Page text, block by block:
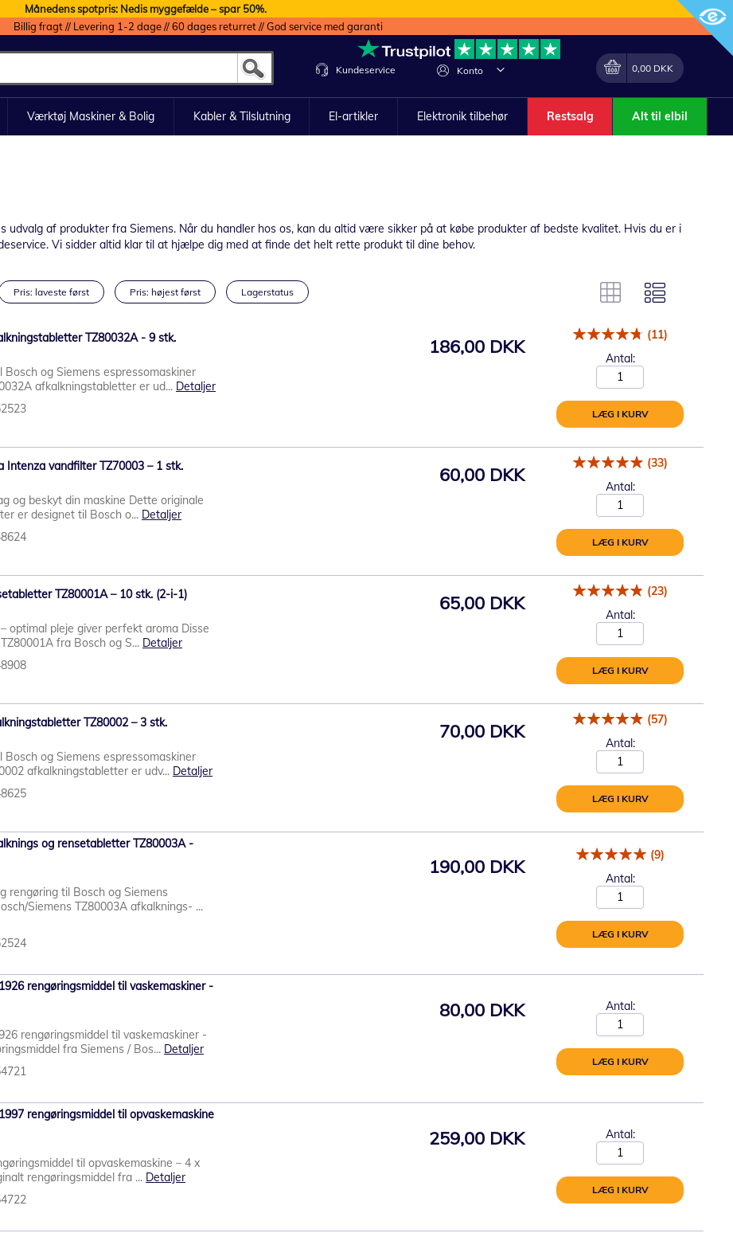
Månedens spotpris: Nedis myggefælde – spar 50%.
Billig fragt // Levering 1-2 dage // 60 dages returret // God service med garanti
Konto
Lave
Min indkøbskurv
0,00 DKK
Kundeservice
Værktøj Maskiner & Bolig Kabler & Tilslutning El-artikler Elektronik tilbehør Restsalg Alt til elbil
udvalg af produkter fra Siemens. Når du handler hos os, kan du altid være sikker på at købe produkter af bedste kvalitet. Hvis du er i
Vi sidder altid klar til at hjælpe dig med at finde det helt rette produkt til dine behov.
Pris: laveste først Pris: højest først Lagerstatus
TZ80032A - 9 stk.
Bosch og Siemens espressomaskiner
afkalkningstabletter er ud... Detaljer
186,00 DKK
(11)
Antal:
LÆG I KURV
Intenza vandfilter TZ70003 – 1 stk.
og beskyt din maskine Dette originale
er designet til Bosch o... Detaljer
60,00 DKK
(33)
Antal:
LÆG I KURV
TZ80001A – 10 stk. (2-i-1)
optimal pleje giver perfekt aroma Disse
fra Bosch og S... Detaljer
65,00 DKK
(23)
Antal:
LÆG I KURV
TZ80002 – 3 stk.
Bosch og Siemens espressomaskiner
afkalkningstabletter er udv... Detaljer
70,00 DKK
(57)
Antal:
LÆG I KURV
og rensetabletter TZ80003A -
rengøring til Bosch og Siemens
Siemens TZ80003A afkalknings- ...
190,00 DKK
(9)
Antal:
LÆG I KURV
rengøringsmiddel til vaskemaskiner -
rengøringsmiddel til vaskemaskiner -
fra Siemens / Bos... Detaljer
80,00 DKK Antal:
LÆG I KURV
rengøringsmiddel til opvaskemaskine
til opvaskemaskine – 4 x
rengøringsmiddel fra ... Detaljer
259,00 DKK Antal:
LÆG I KURV